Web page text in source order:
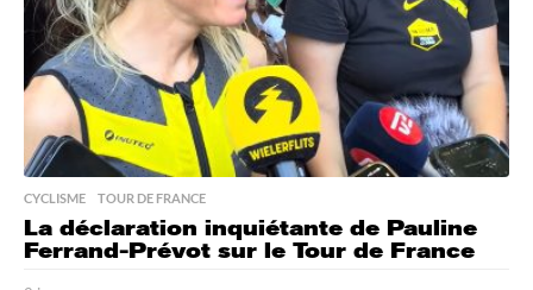
CYCLISME ,TOUR DE FRANCE
La déclaration inquiétante de Pauline
Ferrand-Prévot sur le Tour de France